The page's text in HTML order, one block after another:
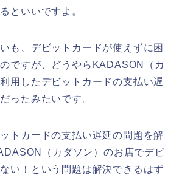
といいですよ。
も、デビットカードが使えずに困
ですが、どうやらKADASON（カ
用したデビットカードの支払い遅
ったみたいです。
トカードの支払い遅延の問題を解
（カダソン）のお店でデビ
い！という問題は解決できるはず